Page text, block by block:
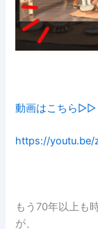
動画はこちら▷▷
https://youtu.be/
もう70年以上も
が、